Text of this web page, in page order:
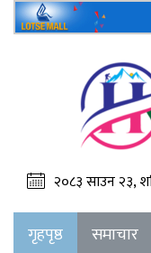
२०८३ साउन २३,
गृहपृष्ठ समाचार